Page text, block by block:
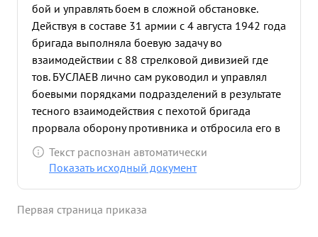
бой и управлять боем в сложной обстановке.
Действуя в составе 31 армии с 4 августа 1942 года
бригада выполняла боевую задачу во
взаимодействии с 88 стрелковой дивизией где
тов. БУСЛАЕВ лично сам руководил и управлял
боевыми порядками подразделений в результате
тесного взаимодействия с пехотой бригада
прорвала оборону противника и отбросила его в
глубину обороны с большими для него потерями.
Бригадой захвачены трофей: ПТО-11 ПТР-5
мотоциклов 39 повок с разным имуществом,
Текст распознан автоматически
Показать исходный документ
Первая страница приказа